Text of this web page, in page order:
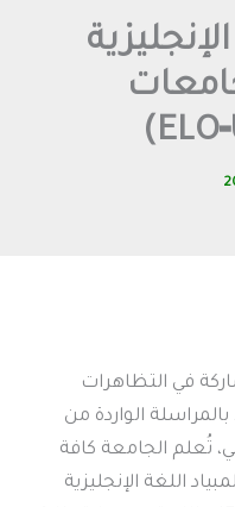
في التظاهرات
بالمراسلة الواردة من
تُعلم الجامعة كافة
اللغة الإنجليزية